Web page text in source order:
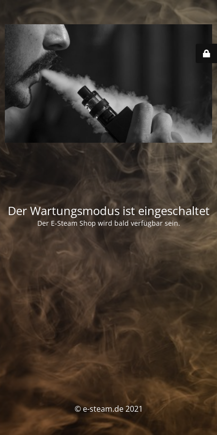
Der Wartungsmodus ist eingeschaltet
Der E-Steam Shop wird bald verfügbar sein.
© e-steam.de 2021